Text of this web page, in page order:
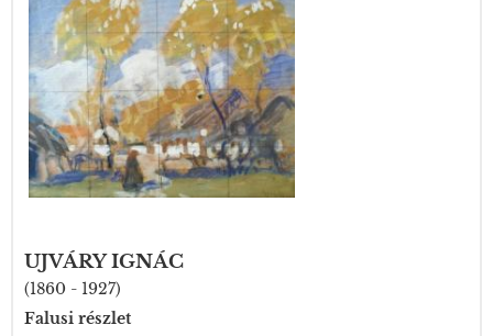
UJVÁRY IGNÁC
(1860 - 1927)
Falusi részlet